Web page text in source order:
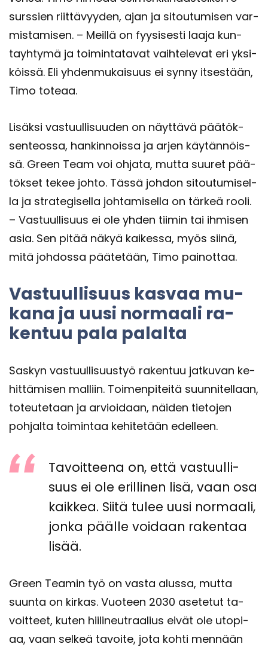
surs­sien riit­tä­vyy­den, ajan ja si­tou­tu­mi­sen var­
mis­ta­mi­sen. – Meil­lä on fyy­si­ses­ti laaja kun­
tayh­ty­mä ja toi­min­ta­ta­vat vaih­te­le­vat eri yk­si­
köis­sä. Eli yh­den­mu­kai­suus ei synny it­ses­tään,
Timo to­te­aa.
Li­säk­si vas­tuul­li­suu­den on näyt­tä­vä pää­tök­
sen­teos­sa, han­kin­nois­sa ja arjen käy­tän­nöis­
sä. Green Team voi oh­ja­ta, mutta suu­ret pää­
tök­set tekee johto. Tässä joh­don si­tou­tu­mi­sel­
la ja stra­te­gi­sel­la joh­ta­mi­sel­la on tär­keä rooli.
– Vas­tuul­li­suus ei ole yhden tii­min tai ih­mi­sen
asia. Sen pitää näkyä kai­kes­sa, myös siinä,
mitä joh­dos­sa pää­te­tään, Timo pai­not­taa.
Vas­tuul­li­suus kas­vaa mu­
ka­na ja uusi nor­maa­li ra­
ken­tuu pala pa­lal­ta
Sas­kyn vas­tuul­li­suus­työ ra­ken­tuu jat­ku­van ke­
hit­tä­mi­sen mal­liin. Toi­men­pi­tei­tä suun­ni­tel­laan,
to­teu­te­taan ja ar­vioi­daan, näi­den tie­to­jen
poh­jal­ta toi­min­taa ke­hi­te­tään edel­leen.
Ta­voit­tee­na on, että vas­tuul­li­
suus ei ole eril­li­nen lisä, vaan osa
kaik­kea. Siitä tulee uusi nor­maa­li,
jonka pääl­le voi­daan ra­ken­taa
lisää.
Green Tea­min työ on vasta alus­sa, mutta
suun­ta on kir­kas. Vuo­teen 2030 ase­te­tut ta­
voit­teet, kuten hii­li­neut­raa­lius eivät ole uto­pi­
aa, vaan sel­keä ta­voi­te, jota kohti men­nään